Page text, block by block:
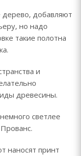
добавляют
но надо
такие полотна
и
древесины.
светлее
наносят принт